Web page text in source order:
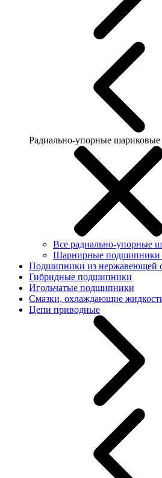
Радиально-упорные
Все радиально-упорные
Шарнирные подшипники
Подшипники из нержавеющей
Гибридные подшипники
Игольчатые подшипники
Смазки, охлаждающие
Цепи приводные